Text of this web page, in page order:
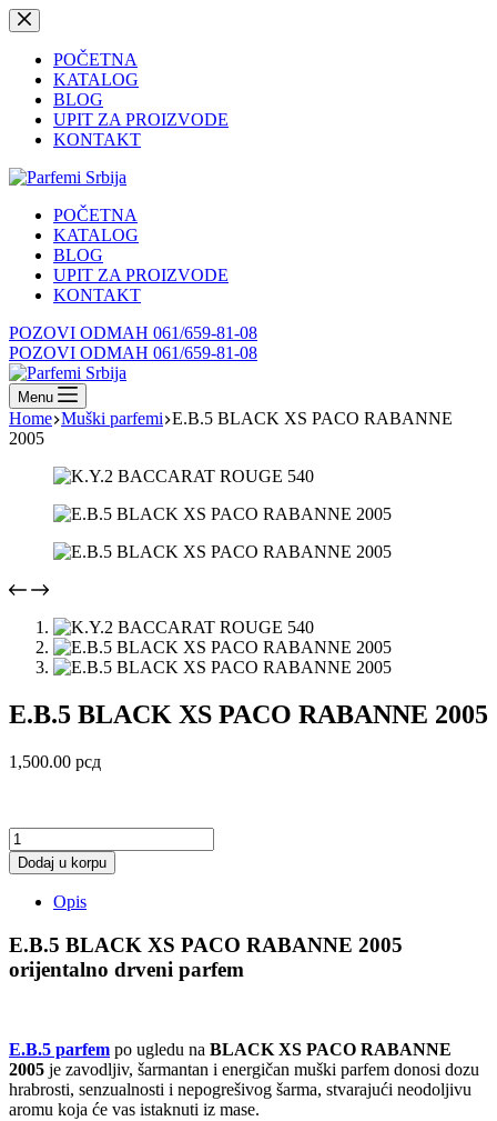
Skip
to
contentPOČETNA
KATALOG
BLOG
UPIT ZA PROIZVODE
KONTAKT
POČETNA
KATALOG
BLOG
UPIT ZA PROIZVODE
KONTAKT
POZOVI ODMAH 061/659-81-08
POZOVI ODMAH 061/659-81-08
Menu
Home Muški parfemi E.B.5 BLACK XS PACO RABANNE
2005
E.B.5 BLACK XS PACO RABANNE 2005
1,500.00 рсд
E.B.5
BLACK
XS
PACO
RABANNE
2005
količina
Dodaj u korpu
Opis
E.B.5 BLACK XS PACO RABANNE 2005
orijentalno drveni parfem
E.B.5 parfem po ugledu na BLACK XS PACO RABANNE
2005 je zavodljiv, šarmantan i energičan muški parfem donosi dozu
hrabrosti, senzualnosti i nepogrešivog šarma, stvarajući neodoljivu
aromu koja će vas istaknuti iz mase.